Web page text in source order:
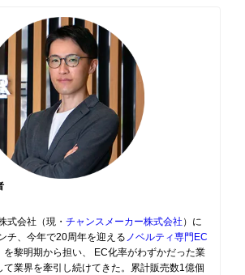
式会社（現・ チャンスメーカー株式会社 ）に
チ、今年で20周年を迎える ノベルティ専門EC
を黎明期から担い、 EC化率がわずかだった業
て業界を牽引し続けてきた。累計販売数1億個